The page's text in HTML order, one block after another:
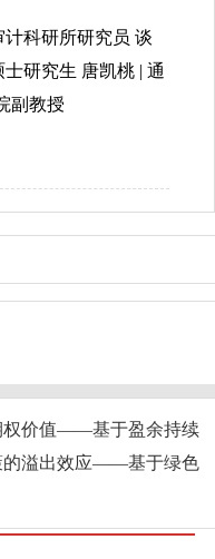
计科研所研究员 谈
研究生 唐凯桃 | 通
副教授
权价值——基于盈余持续
的溢出效应——基于绿色